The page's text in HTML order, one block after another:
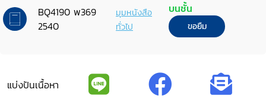
BQ4190 พ369
2540
มุมหนังสือ
ทั่วไป
บนชั้น
ขอยืม
แบ่งปันเนื้อหา